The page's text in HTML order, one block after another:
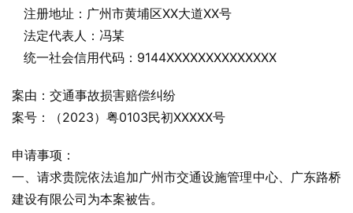
   注册地址：广州市黄埔区XX大道XX号
   法定代表人：冯某
   统一社会信用代码：9144XXXXXXXXXXXXXX
案由：交通事故损害赔偿纠纷
案号：（2023）粤0103民初XXXXX号
申请事项：
一、请求贵院依法追加广州市交通设施管理中心、广东路桥
建设有限公司为本案被告。